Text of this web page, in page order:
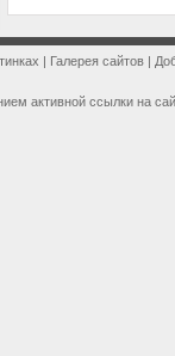
| Галерея сайтов |
активной ссылки на